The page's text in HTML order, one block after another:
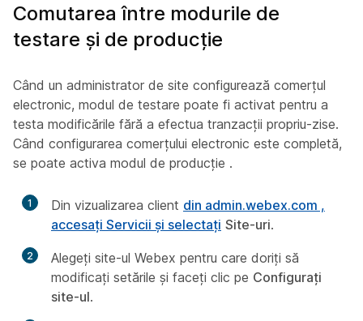
Comutarea între modurile de
testare și de producție
Când un administrator de site configurează comerțul
electronic, modul de testare poate fi activat pentru a
testa modificările fără a efectua tranzacții propriu-zise.
Când configurarea comerțului electronic este completă,
se poate activa modul de producție .
1 Din vizualizarea client din admin.webex.com ,
accesați Servicii și selectați Site-uri.
2
Alegeți site-ul Webex pentru care doriți să
modificați setările și faceți clic pe Configurați
site-ul.